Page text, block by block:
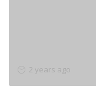
2 years ago